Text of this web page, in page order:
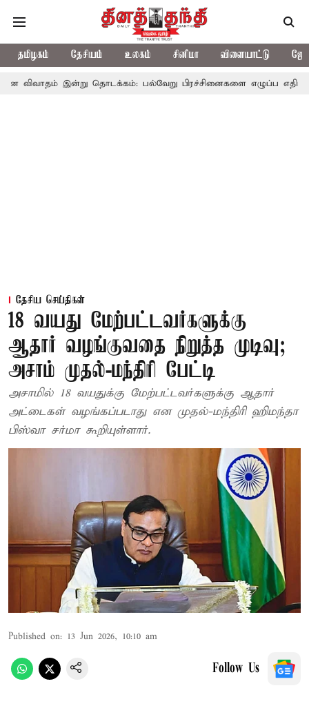
தமிழகம் தேசியம் உலகம் சினிமா விளையாட்டு
தொடக்கம்: பல்வேறு பிரச்சினைகளை எழுப்ப எதிர்க்கட்சிகள்
தேசிய செய்திகள்
18 வயது மேற்பட்டவர்களுக்கு
ஆதார் வழங்குவதை நிறுத்த முடிவு;
அசாம் முதல்-மந்திரி பேட்டி
அசாமில் 18 வயதுக்கு மேற்பட்டவர்களுக்கு ஆதார்
அட்டைகள் வழங்கப்படாது என முதல்-மந்திரி ஹிமந்தா
பிஸ்வா சர்மா கூறியுள்ளார்.
Published on: 13 Jun 2026, 10:10 am
Follow Us